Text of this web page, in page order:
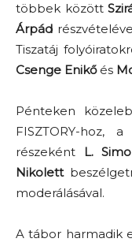
többek között
Árpád
Tiszatáj
Csenge Enikőés
Pénteken
FISZTORY-hoz,
részeként L.
Nikolett
moderálásával.
A tábor harmadik